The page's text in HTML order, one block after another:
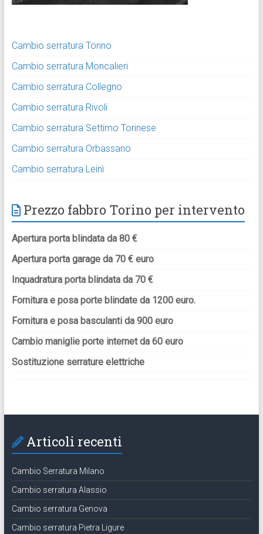
Cambio serratura Torino
Cambio serratura Moncalieri
Cambio serratura Collegno
Cambio serratura Rivoli
Cambio serratura Settimo Torinese
Cambio serratura Orbassano
Cambio serratura Leinì
Prezzo fabbro Torino per intervento
Apertura porta blindata da 80 €
Apertura porta garage da 70 € euro
Inquadratura porta blindata da 70 €
Fornitura e posa porte blindate da 1200 euro.
Fornitura e posa basculanti da 900 euro
Cambio maniglie porte internet da 60 euro
Sostituzione serrature elettriche
Articoli recenti
Cambio Serratura Milano
Cambio serratura Alassio
Cambio serratura Genova
Cambio serratura Pietra Ligure